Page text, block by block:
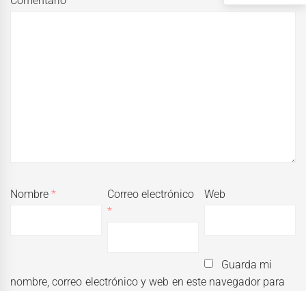
Nombre*
Correo electrónico
*
Web
Guarda mi
nombre, correo electrónico y web en este navegador para